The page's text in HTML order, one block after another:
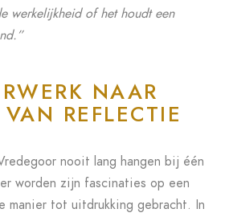
werkelijkheid of het houdt een
NAAR
REFLECTIE
nooit lang hangen bij één
worden zijn fascinaties op een
manier tot uitdrukking gebracht. In